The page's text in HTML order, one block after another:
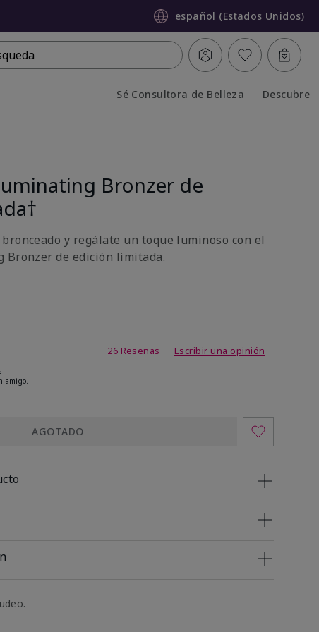
español (Estados Unidos)
Sé Consultora de Belleza Descubre
Bronzer de
y regálate un toque luminoso con el
Bronzer de edición limitada.
4 de 5
26 Reseñas Escribir una opinión
amigo.
AGOTADO